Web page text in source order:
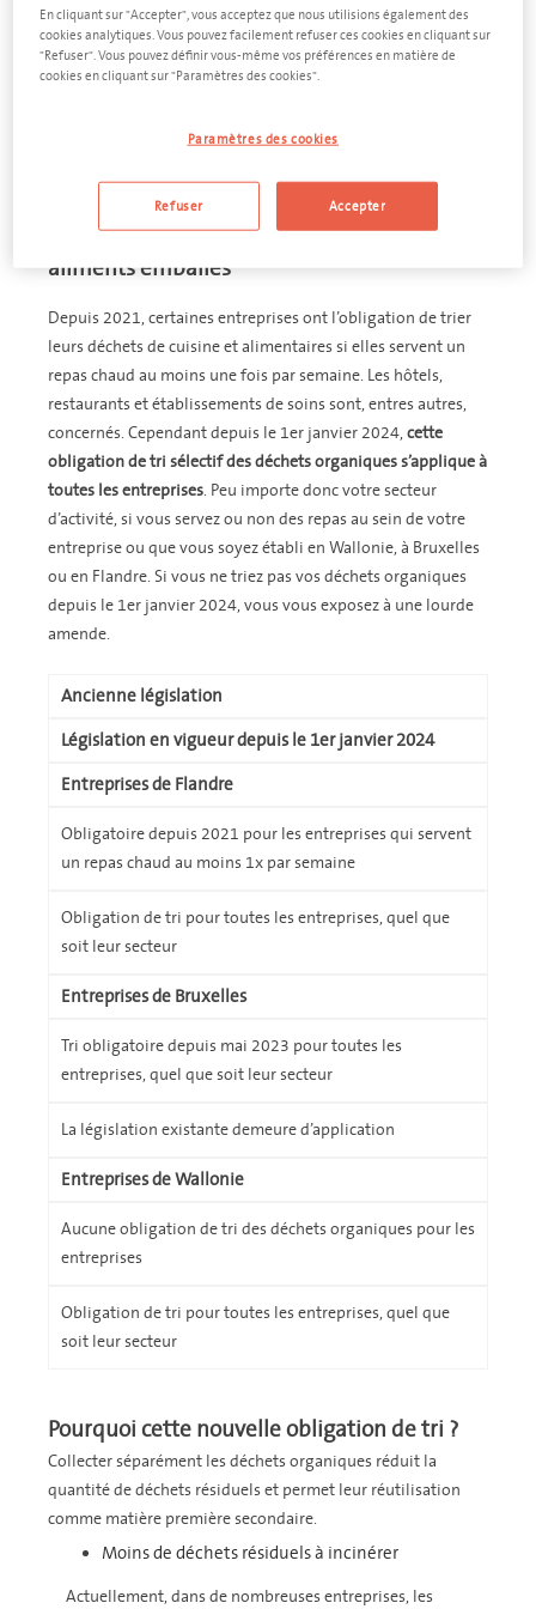
dorénavant collecter séparément leurs déchets de cuisine,
déchets alimentaires et aliments emballés. Cette obligation
s’applique à toute la Belgique, peu importe le secteur. Dans
amenés par cette loi et ce qu’elle implique pour votre
Nouvelle législation sur le tri sélectif des
aliments emballés
Depuis 2021, certaines entreprises ont l’obligation de trier
leurs déchets de cuisine et alimentaires si elles servent un
repas chaud au moins une fois par semaine. Les hôtels,
restaurants et établissements de soins sont, entres autres,
concernés. Cependant depuis le 1er janvier 2024,cette
obligation de tri sélectif des déchets organiques s’applique à
toutes les entreprises. Peu importe donc votre secteur
d’activité, si vous servez ou non des repas au sein de votre
entreprise ou que vous soyez établi en Wallonie, à Bruxelles
ou en Flandre. Si vous ne triez pas vos déchets organiques
depuis le 1er janvier 2024, vous vous exposez à une lourde
amende.
Ancienne législation
Législation en vigueur depuis le 1er janvier 2024
Entreprises de Flandre
Obligatoire depuis 2021 pour les entreprises qui servent
un repas chaud au moins 1x par semaine
Obligation de tri pour toutes les entreprises, quel que
soit leur secteur
Entreprises de Bruxelles
Tri obligatoire depuis mai 2023 pour toutes les
entreprises, quel que soit leur secteur
La législation existante demeure d’application
Entreprises de Wallonie
Aucune obligation de tri des déchets organiques pour les
entreprises
Obligation de tri pour toutes les entreprises, quel que
soit leur secteur
Pourquoi cette nouvelle obligation de tri ?
Collecter séparément les déchets organiques réduit la
quantité de déchets résiduels et permet leur réutilisation
comme matière première secondaire.
Moins de déchets résiduels à incinérer
Actuellement, dans de nombreuses entreprises, les
En cliquant sur "Accepter", vous acceptez que nous utilisions également des
cookies analytiques. Vous pouvez facilement refuser ces cookies en cliquant sur
"Refuser". Vous pouvez définir vous-même vos préférences en matière de
cookies en cliquant sur "Paramètres des cookies".
Paramètres des cookies
Refuser Accepter